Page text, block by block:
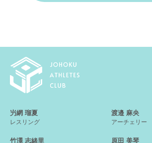
屶網 瑠夏
レスリング
渡邉 麻央
アーチェリー
竹澤 志緒里 原田 美琴